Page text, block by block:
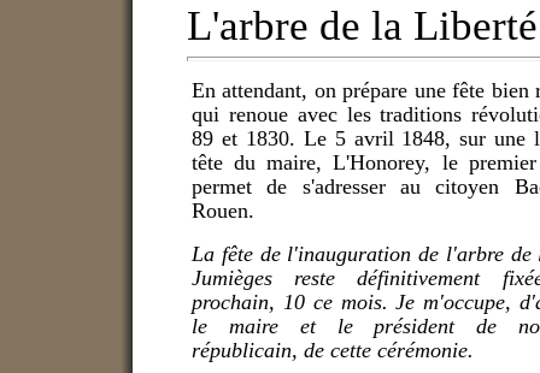
L'arbre de la Liberté
En attendant, on prépare une fête bien
qui renoue avec les traditions
89 et 1830. Le 5 avril 1848, sur une
tête du maire, L'Honorey, le
permet de s'adresser au citoyen
Rouen.
La fête de l'inauguration de l'arbre
Jumièges reste définitivement
prochain, 10 ce mois. Je m'occupe,
le maire et le président de
républicain, de cette cérémonie.